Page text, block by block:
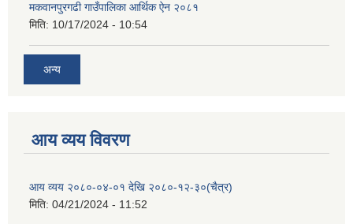
मकवानपुरगढी गाउँपालिका आर्थिक ‌‌‌ऐन २०८१
मिति: 10/17/2024 - 10:54
अन्य
आय व्यय विवरण
आय व्यय २०८०-०४-०१ देखि २०८०-१२-३०(चैत्र)
मिति: 04/21/2024 - 11:52